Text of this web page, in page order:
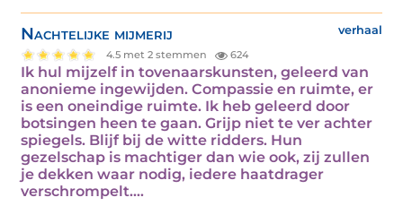
Nachtelijke mijmerij verhaal
4.5 met 2 stemmen 624
Ik hul mijzelf in tovenaarskunsten, geleerd van
anonieme ingewijden. Compassie en ruimte, er
is een oneindige ruimte. Ik heb geleerd door
botsingen heen te gaan. Grijp niet te ver achter
spiegels. Blijf bij de witte ridders. Hun
gezelschap is machtiger dan wie ook, zij zullen
je dekken waar nodig, iedere haatdrager
verschrompelt.…